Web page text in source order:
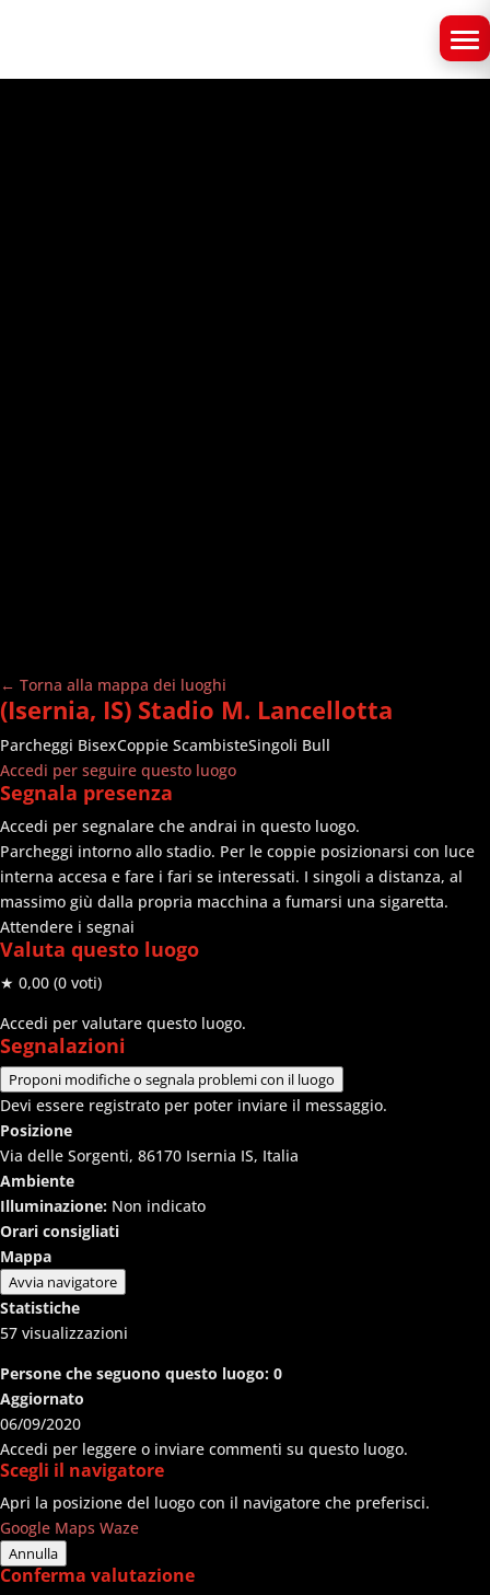
← Torna alla mappa dei luoghi
(Isernia, IS) Stadio M. Lancellotta
Parcheggi BisexCoppie ScambisteSingoli Bull
Accedi per seguire questo luogo
Segnala presenza
Accedi per segnalare che andrai in questo luogo.
Parcheggi intorno allo stadio. Per le coppie posizionarsi con luce
interna accesa e fare i fari se interessati. I singoli a distanza, al
massimo giù dalla propria macchina a fumarsi una sigaretta.
Attendere i segnai
Valuta questo luogo
★ 0,00 (0 voti)
Accedi per valutare questo luogo.
Segnalazioni
Proponi modifiche o segnala problemi con il luogo
Devi essere registrato per poter inviare il messaggio.
Posizione
Via delle Sorgenti, 86170 Isernia IS, Italia
Ambiente
Illuminazione: Non indicato
Orari consigliati
Mappa
Avvia navigatore
Statistiche
57 visualizzazioni
Persone che seguono questo luogo: 0
Aggiornato
06/09/2020
Accedi per leggere o inviare commenti su questo luogo.
Scegli il navigatore
Apri la posizione del luogo con il navigatore che preferisci.
Google Maps Waze
Annulla
Conferma valutazione